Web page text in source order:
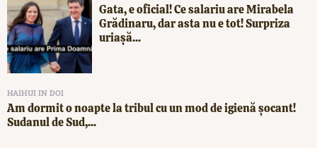
Gata, e oficial! Ce salariu are Mirabela
Grădinaru, dar asta nu e tot! Surpriza
uriașă...
HAIHUI IN DOI
Am dormit o noapte la tribul cu un mod de igienă șocant!
Sudanul de Sud,...